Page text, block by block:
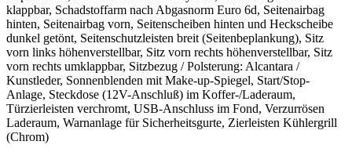
klappbar, Schadstoffarm nach Abgasnorm Euro 6d, Seitenairbag
hinten, Seitenairbag vorn, Seitenscheiben hinten und Heckscheibe
dunkel getönt, Seitenschutzleisten breit (Seitenbeplankung), Sitz
vorn links höhenverstellbar, Sitz vorn rechts höhenverstellbar, Sitz
vorn rechts umklappbar, Sitzbezug / Polsterung: Alcantara /
Kunstleder, Sonnenblenden mit Make-up-Spiegel, Start/Stop-
Anlage, Steckdose (12V-Anschluß) im Koffer-/Laderaum,
Türzierleisten verchromt, USB-Anschluss im Fond, Verzurrösen
Laderaum, Warnanlage für Sicherheitsgurte, Zierleisten Kühlergrill
(Chrom)